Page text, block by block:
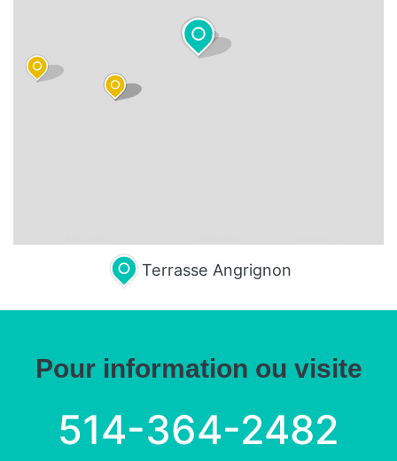
Terrasse Angrignon
Pour information ou visite
514-364-2482